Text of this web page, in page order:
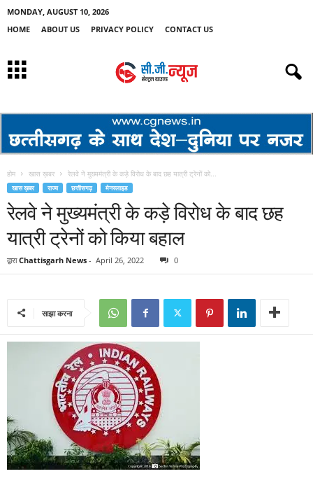
MONDAY, AUGUST 10, 2026
HOME
ABOUT US PRIVACY POLICY CONTACT US
होम खास ख़बर रेलवे ने मुख्यमंत्री के कड़े विरोध के बाद छह यात्री ट्रेनों को...
खास ख़बर राज्य छत्तीसगढ़ मेनस्लाइड
रेलवे ने मुख्यमंत्री के कड़े विरोध के बाद छह
यात्री ट्रेनों को किया बहाल
द्वारा Chattisgarh News - April 26, 2022 0
साझा करना